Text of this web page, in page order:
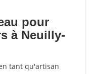
pour
à Neuilly-
tant qu'artisan